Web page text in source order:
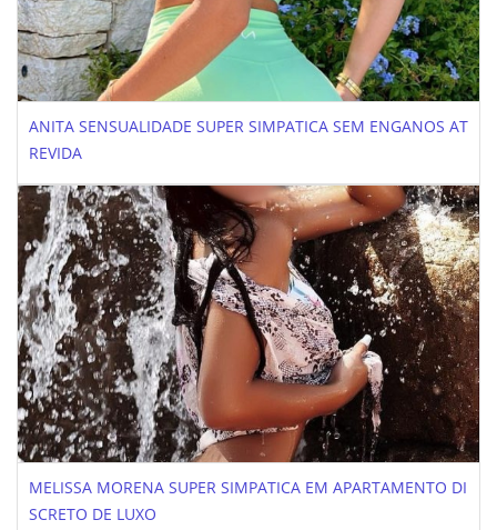
ANITA SENSUALIDADE SUPER SIMPATICA SEM ENGANOS AT
REVIDA
MELISSA MORENA SUPER SIMPATICA EM APARTAMENTO DI
SCRETO DE LUXO